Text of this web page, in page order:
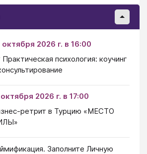
октября 2026 г. в 16:00
психология: коучинг
октября 2026 г. в 17:00
ретрит в Турцию «МЕСТО
Заполните Личную